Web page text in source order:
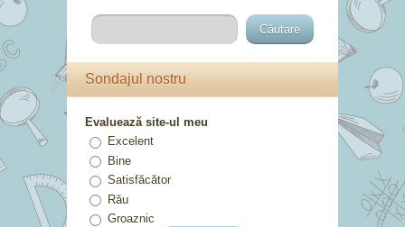
Sondajul nostru
Evaluează site-ul meu
Excelent
Bine
Satisfăcător
Rău
Groaznic